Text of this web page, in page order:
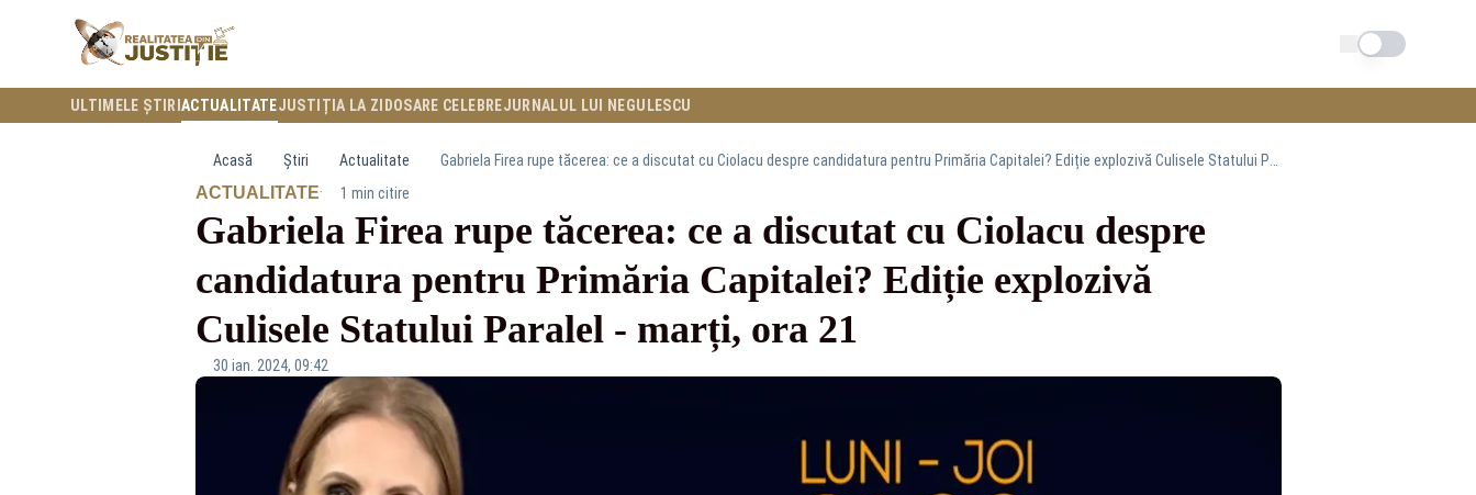
Schimba tema
ULTIMELE ȘTIRI ACTUALITATEJUSTIȚIA LA ZI DOSARE CELEBREJURNALUL LUI NEGULESCU
Acasă Știri Actualitate
ACTUALITATE· 1 min citire
Gabriela Firea rupe tăcerea: ce a discutat cu Ciolacu despre
candidatura pentru Primăria Capitalei? Ediție explozivă
Culisele Statului Paralel - marți, ora 21
30 ian. 2024, 09:42